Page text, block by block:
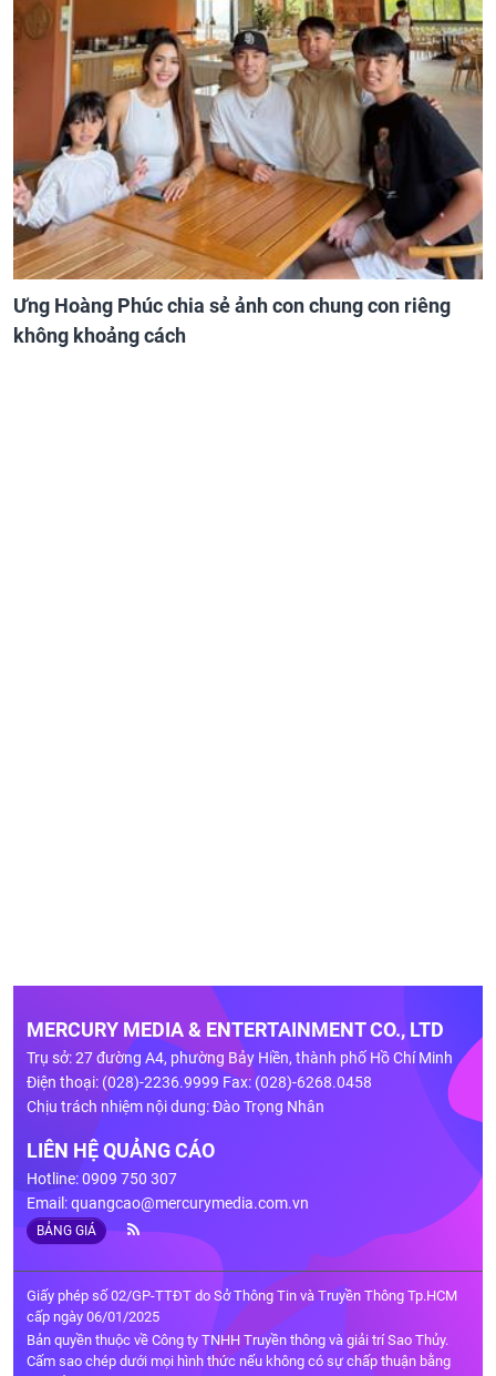
Ưng Hoàng Phúc chia sẻ ảnh con chung con riêng
không khoảng cách
MERCURY MEDIA & ENTERTAINMENT CO., LTD
Trụ sở: 27 đường A4, phường Bảy Hiền, thành phố Hồ Chí Minh
Điện thoại: (028)-2236.9999 Fax: (028)-6268.0458
Chịu trách nhiệm nội dung: Đào Trọng Nhân
LIÊN HỆ QUẢNG CÁO
Hotline: 0909 750 307
Email:quangcao@mercurymedia.com.vn
BẢNG GIÁ
Giấy phép số 02/GP-TTĐT do Sở Thông Tin và Truyền Thông Tp.HCM
cấp ngày 06/01/2025
Bản quyền thuộc về Công ty TNHH Truyền thông và giải trí Sao Thủy.
Cấm sao chép dưới mọi hình thức nếu không có sự chấp thuận bằng